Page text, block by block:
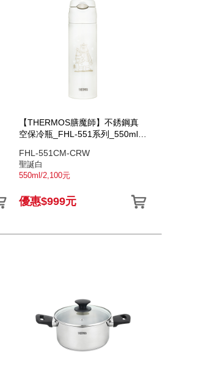
【THERMOS膳魔師】不銹鋼真
空保冷瓶_FHL-551系列_550ml_
FHL-551CM-CRW
聖誕白
550ml/2,100元
優惠$999元